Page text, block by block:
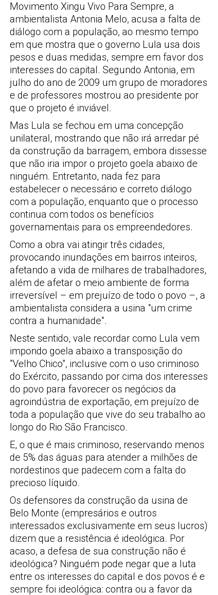
Movimento Xingu Vivo Para Sempre, a
ambientalista Antonia Melo, acusa a falta de
diálogo com a população, ao mesmo tempo
em que mostra que o governo Lula usa dois
pesos e duas medidas, sempre em favor dos
interesses do capital. Segundo Antonia, em
julho do ano de 2009 um grupo de moradores
e de professores mostrou ao presidente por
que o projeto é inviável.
Mas Lula se fechou em uma concepção
unilateral, mostrando que não irá arredar pé
da construção da barragem, embora dissesse
que não iria impor o projeto goela abaixo de
ninguém. Entretanto, nada fez para
estabelecer o necessário e correto diálogo
com a população, enquanto que o processo
continua com todos os benefícios
governamentais para os empreendedores.
Como a obra vai atingir três cidades,
provocando inundações em bairros inteiros,
afetando a vida de milhares de trabalhadores,
além de afetar o meio ambiente de forma
irreversível – em prejuízo de todo o povo –, a
ambientalista considera a usina "um crime
contra a humanidade".
Neste sentido, vale recordar como Lula vem
impondo goela abaixo a transposição do
"Velho Chico", inclusive com o uso criminoso
do Exército, passando por cima dos interesses
do povo para favorecer os negócios da
agroindústria de exportação, em prejuízo de
toda a população que vive do seu trabalho ao
longo do Rio São Francisco.
E, o que é mais criminoso, reservando menos
de 5% das águas para atender a milhões de
nordestinos que padecem com a falta do
precioso líquido.
Os defensores da construção da usina de
Belo Monte (empresários e outros
interessados exclusivamente em seus lucros)
dizem que a resistência é ideológica. Por
acaso, a defesa de sua construção não é
ideológica? Ninguém pode negar que a luta
entre os interesses do capital e dos povos é e
sempre foi ideológica: contra ou a favor da